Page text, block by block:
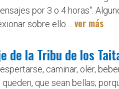
por 3 o 4 horas".
sobre ello ... ver más
de la Tribu de los
caminar, oler,
queden, que sean bellas;